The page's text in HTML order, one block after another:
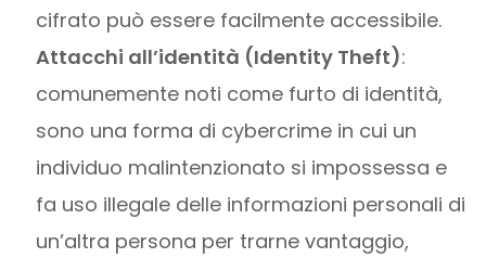
cifrato può essere facilmente accessibile.
Attacchi all’identità (Identity Theft):
comunemente noti come furto di identità,
sono una forma di cybercrime in cui un
individuo malintenzionato si impossessa e
fa uso illegale delle informazioni personali di
un’altra persona per trarne vantaggio,